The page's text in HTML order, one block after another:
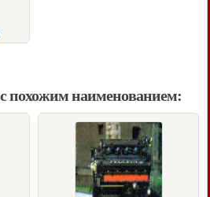
похожим наименованием: